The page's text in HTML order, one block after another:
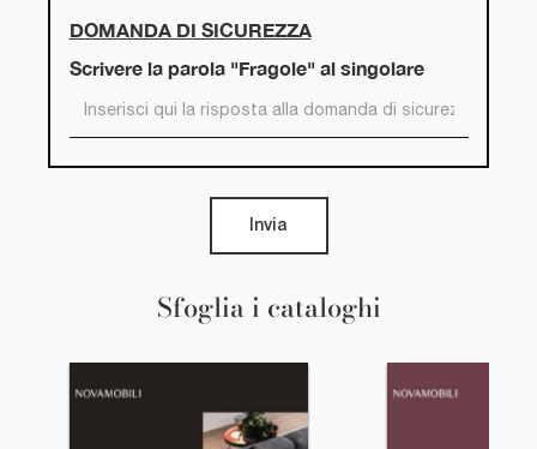
Sfoglia i cataloghi
DOMANDA DI SICUREZZA
Scrivere la parola "Fragole" al singolare
Invia